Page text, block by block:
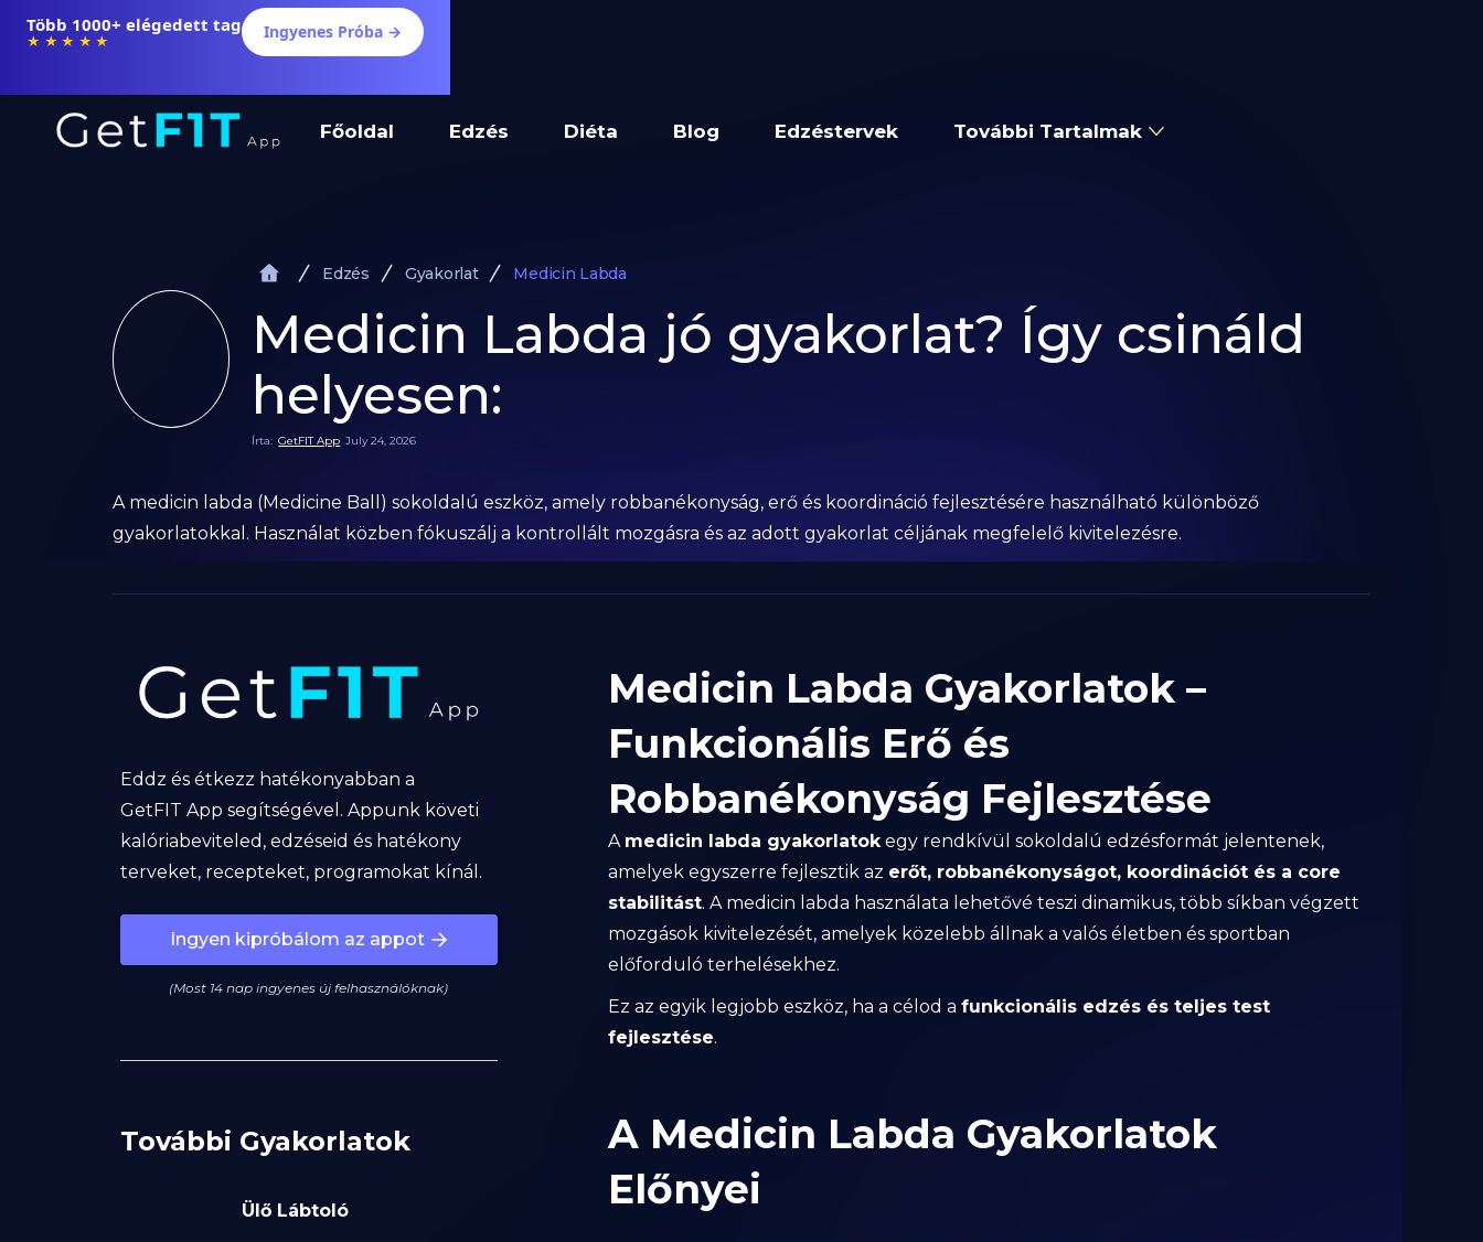
Több 1000+ elégedett tag
★★★★★ Ingyenes Próba →
Főoldal Edzés Diéta Blog Edzéstervek További Tartalmak
Edzés Gyakorlat Medicin Labda
Medicin Labda jó gyakorlat? Így csináld
helyesen:
Írta: GetFIT App July 24, 2026
A medicin labda (Medicine Ball) sokoldalú eszköz, amely robbanékonyság, erő és koordináció fejlesztésére használható különböző
gyakorlatokkal. Használat közben fókuszálj a kontrollált mozgásra és az adott gyakorlat céljának megfelelő kivitelezésre.
Eddz és étkezz hatékonyabban a
GetFIT App segítségével. Appunk követi
kalóriabeviteled, edzéseid és hatékony
terveket, recepteket, programokat kínál.
Ingyen kipróbálom az appot
(Most 14 nap ingyenes új felhasználóknak)
További Gyakorlatok
Ülő Lábtoló
Medicin Labda Gyakorlatok –
Funkcionális Erő és
Robbanékonyság Fejlesztése
A medicin labda gyakorlatokegy rendkívül sokoldalú edzésformát jelentenek,
amelyek egyszerre fejlesztik az erőt, robbanékonyságot, koordinációt és a core
stabilitást. A medicin labda használata lehetővé teszi dinamikus, több síkban végzett
mozgások kivitelezését, amelyek közelebb állnak a valós életben és sportban
előforduló terhelésekhez.
Ez az egyik legjobb eszköz, ha a célod a funkcionális edzés és teljes test
fejlesztése.
A Medicin Labda Gyakorlatok
Előnyei